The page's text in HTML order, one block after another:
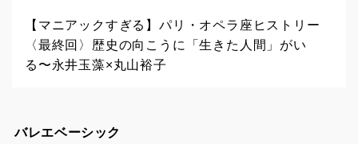
【マニアックすぎる】パリ・オペラ座ヒストリー
〈最終回〉歴史の向こうに「生きた人間」がい
る〜永井玉藻×丸山裕子
バレエベーシック